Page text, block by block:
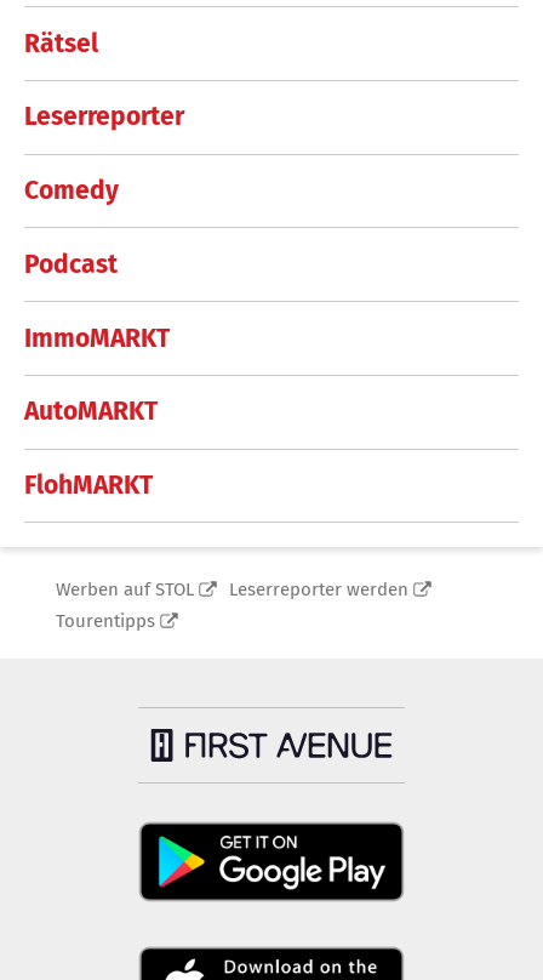
Rätsel
Leserreporter
Comedy
Podcast
ImmoMARKT
AutoMARKT
FlohMARKT
Werben auf STOL
Leserreporter werden
Tourentipps